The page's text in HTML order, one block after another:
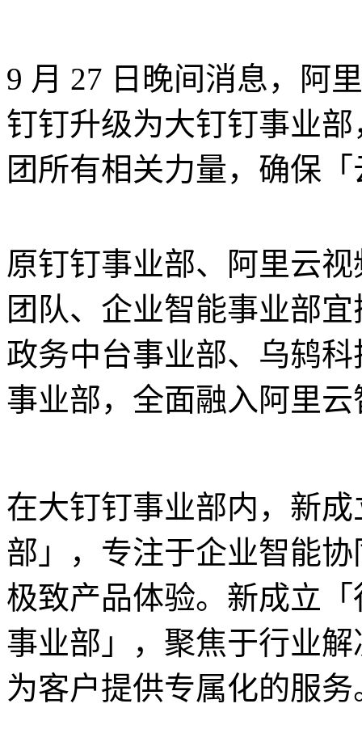
9 月 27 日晚间消息，阿
钉钉升级为大钉钉事业
团所有相关力量，确保
原钉钉事业部、阿里云
团队、企业智能事业部
政务中台事业部、乌鸫
事业部，全面融入阿里云
在大钉钉事业部内，新
部」，专注于企业智能
极致产品体验。新成立
事业部」，聚焦于行业
为客户提供专属化的服务